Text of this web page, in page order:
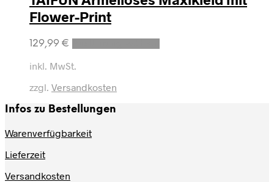
Flower-Print
129,99 €
Dieses
inkl. MwSt.
zzgl. Versandkosten
Infos zu Bestellungen
Warenverfügbarkeit
Lieferzeit
Versandkosten